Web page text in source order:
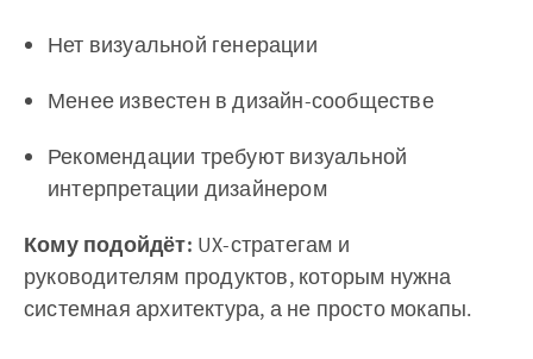
Нет визуальной генерации
Менее известен в дизайн-сообществе
Рекомендации требуют визуальной
интерпретации дизайнером
Кому подойдёт: UX-стратегам и
руководителям продуктов, которым нужна
системная архитектура, а не просто мокапы.